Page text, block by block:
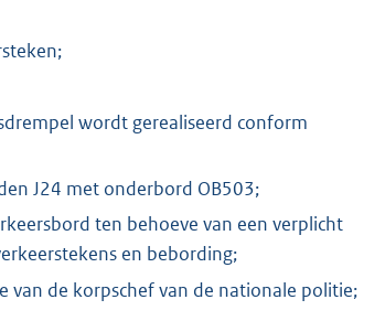
wordt gerealiseerd conform
J24 met onderbord OB503;
ten behoeve van een verplicht
en bebording;
van de korpschef van de nationale politie;